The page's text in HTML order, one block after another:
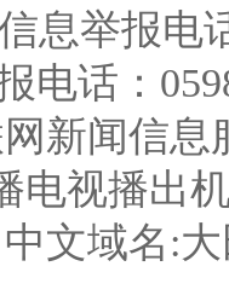
息举报电
电话：
新闻信息
电视播出
中文域名: